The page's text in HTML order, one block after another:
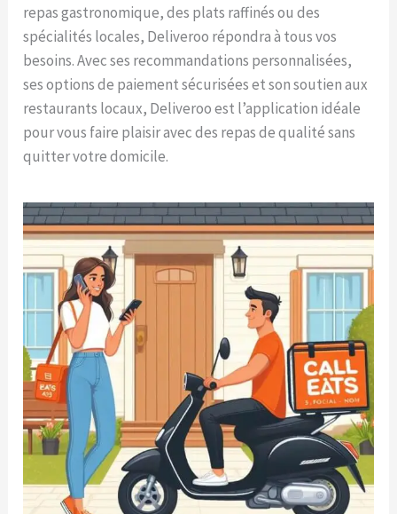
repas gastronomique, des plats raffinés ou des
spécialités locales, Deliveroo répondra à tous vos
besoins. Avec ses recommandations personnalisées,
ses options de paiement sécurisées et son soutien aux
restaurants locaux, Deliveroo est l’application idéale
pour vous faire plaisir avec des repas de qualité sans
quitter votre domicile.